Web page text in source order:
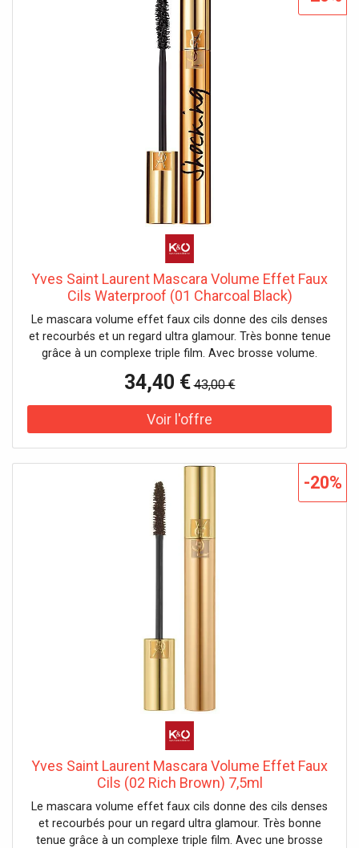
Yves Saint Laurent Mascara Volume Effet Faux
Cils Waterproof (01 Charcoal Black)
Le mascara volume effet faux cils donne des cils denses
et recourbés et un regard ultra glamour. Très bonne tenue
grâce à un complexe triple film. Avec brosse volume.
sensibles et aux porteuses de lentilles de contact. Effet :
volumateur, épaississant Caractéristique : longue
tenueAucune précaution d'emploi spécifique n'est
nécessaire dans des conditions normales ou
34,40 € 43,00 €
Yves Saint Laurent Mascara Volume Effet Faux
Cils (02 Rich Brown) 7,5ml
Le mascara volume effet faux cils donne des cils denses
et recourbés pour un regard ultra glamour. Très bonne
tenue grâce à un complexe triple film. Avec une brosse
-20%